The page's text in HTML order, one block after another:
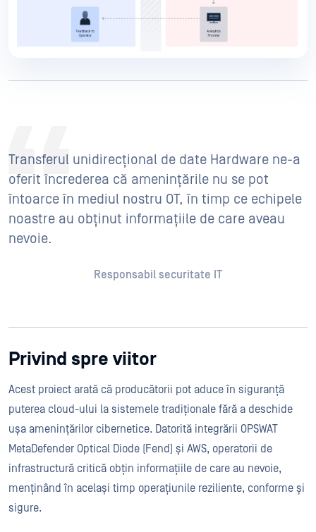
Transferul unidirecțional de date Hardware ne-a
oferit încrederea că amenințările nu se pot
întoarce în mediul nostru OT, în timp ce echipele
noastre au obținut informațiile de care aveau
nevoie.
Responsabil securitate IT
Privind spre viitor
Acest proiect arată că producătorii pot aduce în siguranță
puterea cloud-ului la sistemele tradiționale fără a deschide
ușa amenințărilor cibernetice. Datorită integrării OPSWAT
MetaDefender Optical Diode (Fend) și AWS, operatorii de
infrastructură critică obțin informațiile de care au nevoie,
menținând în același timp operațiunile reziliente, conforme și
sigure.